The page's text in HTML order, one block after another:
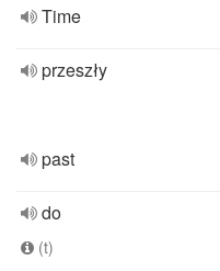
Time
przeszły
past
do
(t)